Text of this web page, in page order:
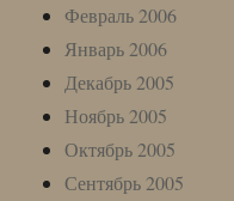
Февраль 2006
Январь 2006
Декабрь 2005
Ноябрь 2005
Октябрь 2005
Сентябрь 2005